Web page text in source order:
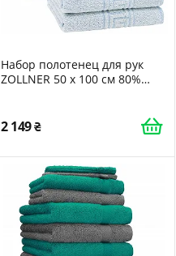
Набор полотенец для рук
ZOLLNER 50 x 100 см 80%
2 149